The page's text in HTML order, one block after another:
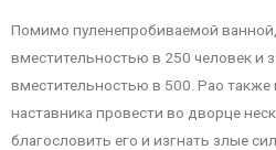
Помимо пуленепробиваемой
вместительностью в 250 человек и
вместительностью в 500. Рао также
наставника провести во дворце
благословить его и изгнать злые